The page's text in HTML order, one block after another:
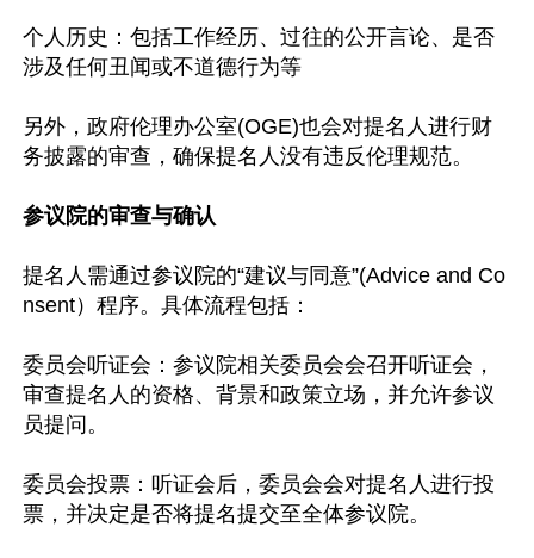
个人历史：包括工作经历、过往的公开言论、是否
涉及任何丑闻或不道德行为等
另外，政府伦理办公室(OGE)也会对提名人进行财
务披露的审查，确保提名人没有违反伦理规范。
参议院的审查与确认
提名人需通过参议院的“建议与同意”(Advice and Co
nsent）程序。具体流程包括：
委员会听证会：参议院相关委员会会召开听证会，
审查提名人的资格、背景和政策立场，并允许参议
员提问。
委员会投票：听证会后，委员会会对提名人进行投
票，并决定是否将提名提交至全体参议院。